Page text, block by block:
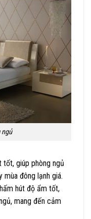
ngủ
tốt, giúp phòng ngủ
mùa đông lạnh giá.
hút độ ẩm tốt,
mang đến cảm